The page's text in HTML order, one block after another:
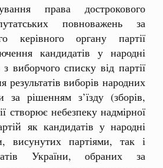
права дострокового
повноважень за
керівного органу партії
кандидатів у народні
виборчого списку від партії
результатів виборів народних
за рішенням з’їзду (зборів,
створює небезпеку надмірної
як кандидатів у народні
висунутих партіями, так і
України, обраних за